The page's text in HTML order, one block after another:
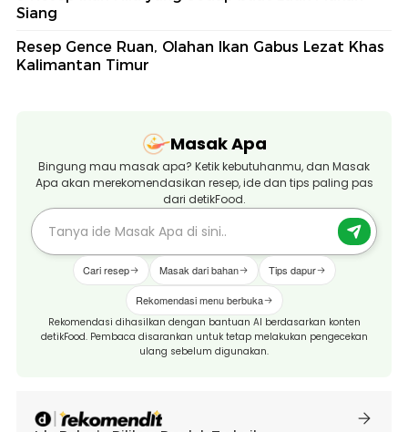
Siang
Resep Gence Ruan, Olahan Ikan Gabus Lezat Khas
Kalimantan Timur
Masak Apa
Bingung mau masak apa? Ketik kebutuhanmu, dan Masak
Apa akan merekomendasikan resep, ide dan tips paling pas
dari detikFood.
Cari resep Masak dari bahan Tips dapur
Rekomendasi menu berbuka
Rekomendasi dihasilkan dengan bantuan AI berdasarkan konten
detikFood. Pembaca disarankan untuk tetap melakukan pengecekan
ulang sebelum digunakan.